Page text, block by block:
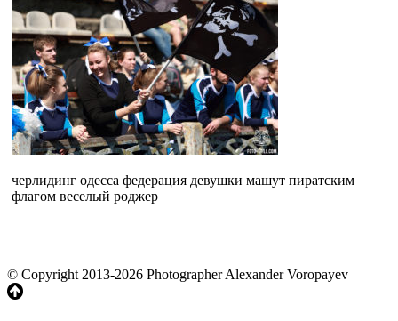
черлидинг одесса федерация девушки машут пиратским
флагом веселый роджер
© Copyright 2013-2026 Photographer Alexander Voropayev